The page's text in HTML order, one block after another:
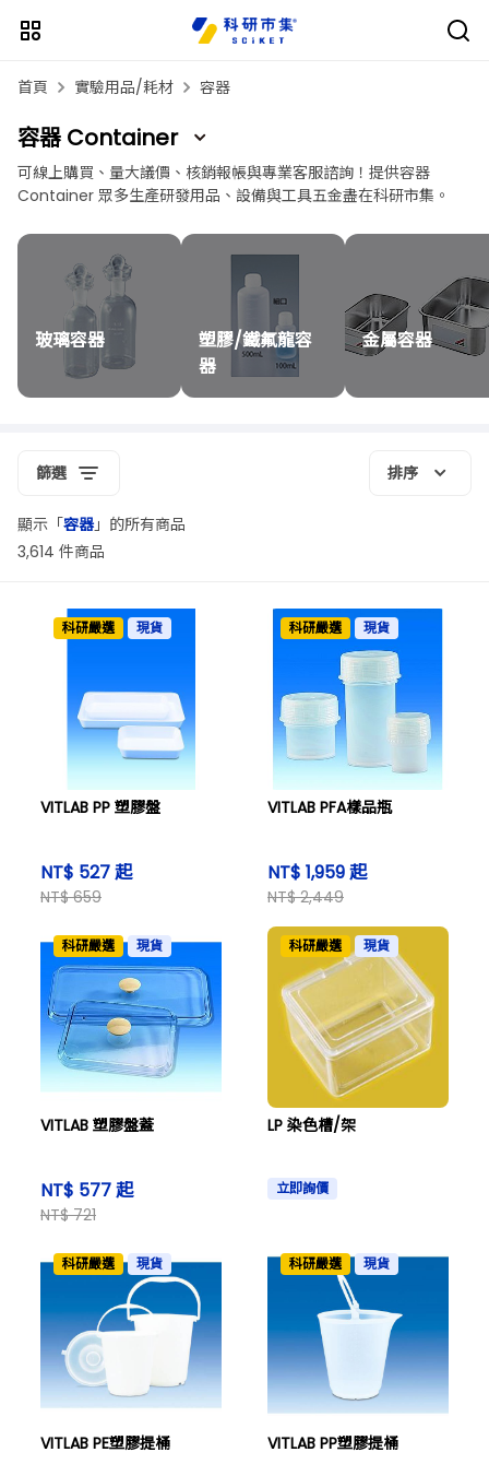
首頁 實驗用品/耗材 容器
容器 Container
可線上購買、量大議價、核銷報帳與專業客服諮詢！提供容器
Container 眾多生產研發用品、設備與工具五金盡在科研市集。
玻璃容器
塑膠/鐵氟龍容
器
金屬容器
篩選 排序
顯示「容器」的所有商品
3,614 件商品
科研嚴選 現貨
VITLAB PP 塑膠盤
NT$ 527 起
NT$ 659
科研嚴選 現貨
VITLAB PFA樣品瓶
NT$ 1,959 起
NT$ 2,449
科研嚴選 現貨
VITLAB 塑膠盤蓋
NT$ 577 起
NT$ 721
科研嚴選 現貨
LP 染色槽/架
立即詢價
科研嚴選 現貨
VITLAB PE塑膠提桶
科研嚴選 現貨
VITLAB PP塑膠提桶